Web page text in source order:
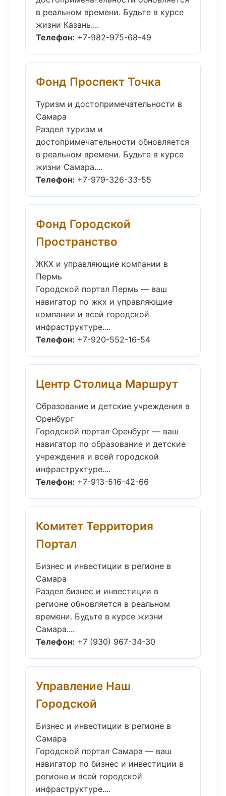
в реальном времени. Будьте в курсе
жизни Казань....
Телефон: +7-982-975-68-49
Фонд Проспект Точка
Туризм и достопримечательности в
Самара
Раздел туризм и
достопримечательности обновляется
в реальном времени. Будьте в курсе
жизни Самара....
Телефон: +7-979-326-33-55
Фонд Городской
Пространство
ЖКХ и управляющие компании в
Пермь
Городской портал Пермь — ваш
навигатор по жкх и управляющие
компании и всей городской
инфраструктуре....
Телефон: +7-920-552-16-54
Центр Столица Маршрут
Образование и детские учреждения в
Оренбург
Городской портал Оренбург — ваш
навигатор по образование и детские
учреждения и всей городской
инфраструктуре....
Телефон: +7-913-516-42-66
Комитет Территория
Портал
Бизнес и инвестиции в регионе в
Самара
Раздел бизнес и инвестиции в
регионе обновляется в реальном
времени. Будьте в курсе жизни
Самара....
Телефон: +7 (930) 967-34-30
Управление Наш
Городской
Бизнес и инвестиции в регионе в
Самара
Городской портал Самара — ваш
навигатор по бизнес и инвестиции в
регионе и всей городской
инфраструктуре....